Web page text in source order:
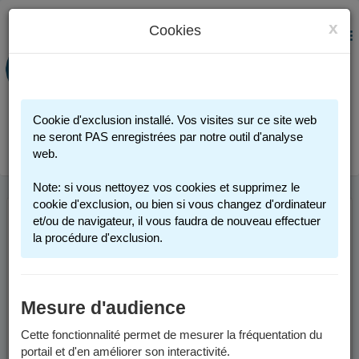
PORTAIL FAMILLE
Connexion
MENU
INFOS UTILES
Vous possédez un compte :
Si vous avez au moins un enfant actuellement
x
Cookies
Cookie d'exclusion installé. Vos visites sur ce site web
ne seront PAS enregistrées par notre outil d'analyse
web.
Note: si vous nettoyez vos cookies et supprimez le
cookie d'exclusion, ou bien si vous changez d'ordinateur
et/ou de navigateur, il vous faudra de nouveau effectuer
la procédure d'exclusion.
Mesure d'audience
Cette fonctionnalité permet de mesurer la fréquentation du
portail et d'en améliorer son interactivité.